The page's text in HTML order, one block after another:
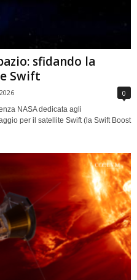
sfidando la
Swift
0
NASA dedicata agli
per il satellite Swift (la Swift Boost